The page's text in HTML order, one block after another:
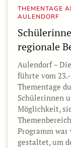
THEMENTAGE
AULENDORF
regionale
Aulendorf –
führte vom
Thementage
Schülerinnen
Möglichkeit,
Programm
gestaltet, um